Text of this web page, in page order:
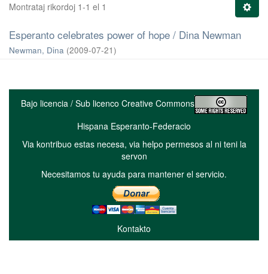
Montrataj rikordoj 1-1 el 1
Esperanto celebrates power of hope / Dina Newman
Newman, Dina (2009-07-21)
Bajo licencia / Sub licenco Creative Commons
Hispana Esperanto-Federacio
Via kontribuo estas necesa, via helpo permesos al ni teni la
servon
Necesitamos tu ayuda para mantener el servicio.
Kontakto